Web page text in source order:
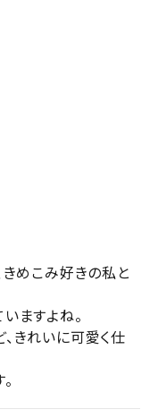
きめこみ好きの私と
ますよね。
きれいに可愛く仕